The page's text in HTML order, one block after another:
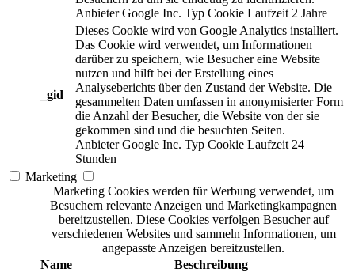
Anbieter Google Inc. Typ Cookie Laufzeit 2 Jahre
_gid
Dieses Cookie wird von Google Analytics installiert.
Das Cookie wird verwendet, um Informationen
darüber zu speichern, wie Besucher eine Website
nutzen und hilft bei der Erstellung eines
Analyseberichts über den Zustand der Website. Die
gesammelten Daten umfassen in anonymisierter Form
die Anzahl der Besucher, die Website von der sie
gekommen sind und die besuchten Seiten.
Anbieter Google Inc. Typ Cookie Laufzeit 24
Stunden
Marketing
Marketing Cookies werden für Werbung verwendet, um
Besuchern relevante Anzeigen und Marketingkampagnen
bereitzustellen. Diese Cookies verfolgen Besucher auf
verschiedenen Websites und sammeln Informationen, um
angepasste Anzeigen bereitzustellen.
Name
Beschreibung